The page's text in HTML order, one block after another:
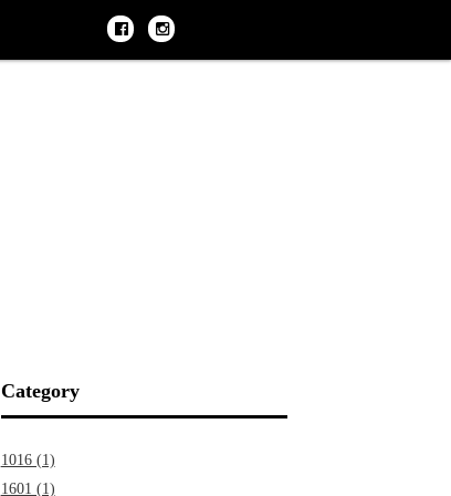
Category
1016 (1)
1601 (1)